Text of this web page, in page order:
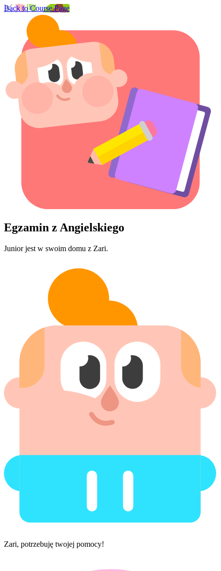
Back to Course Page
Egzamin z Angielskiego
Junior jest w swoim domu z Zari.
Zari, potrzebuję twojej pomocy!